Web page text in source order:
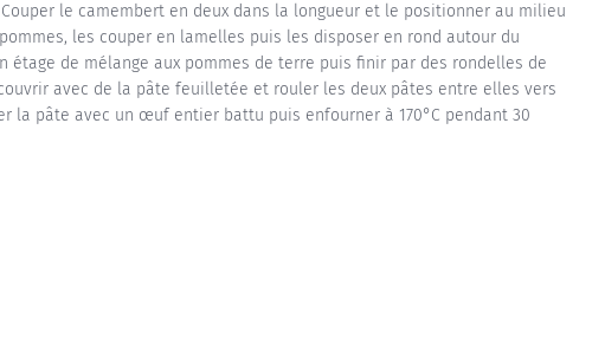
le camembert en deux dans la longueur et le positionner au milieu
les couper en lamelles puis les disposer en rond autour du
étage de mélange aux pommes de terre puis finir par des rondelles de
avec de la pâte feuilletée et rouler les deux pâtes entre elles vers
la pâte avec un œuf entier battu puis enfourner à 170°C pendant 30